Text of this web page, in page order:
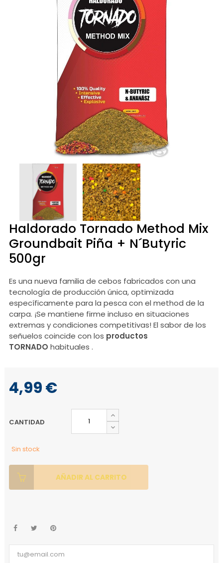
Haldorado Tornado Method Mix
Groundbait Piña + N´Butyric
500gr
Es una nueva familia de cebos fabricados con una
tecnología de producción única, optimizada
específicamente para la pesca con el method de la
carpa. ¡Se mantiene firme incluso en situaciones
extremas y condiciones competitivas! El sabor de los
señuelos coincide con los productos
TORNADO habituales .
4,99 €
CANTIDAD
Sin stock
AÑADIR AL CARRITO